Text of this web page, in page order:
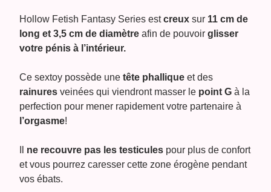
Hollow Fetish Fantasy Series estcreux sur 11 cm de
long et 3,5 cm de diamètre afin de pouvoirglisser
votre pénis à l’intérieur.
Ce sextoy possède unetête phallique et des
rainures veinées qui viendront masser le point Gà la
perfection pour mener rapidement votre partenaire à
l’orgasme!
ne recouvre pas les testicules pour plus de confort
et vous pourrez caresser cette zone érogène pendant
vos ébats.